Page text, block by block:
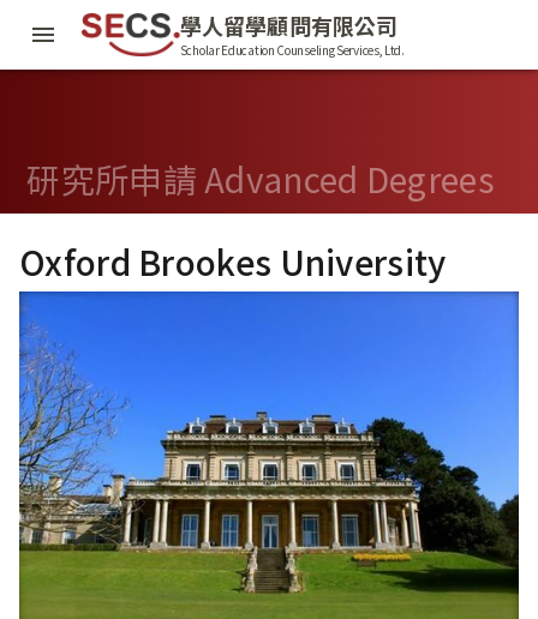
學人留學顧問有限公司
Scholar Education Counseling Services, Ltd.
研究所申請 Advanced Degrees
Oxford Brookes University